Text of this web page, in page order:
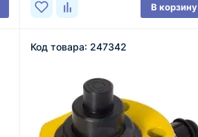
В корзину
Код товара: 247342